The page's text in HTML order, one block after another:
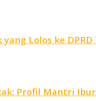
Lolos ke
Profil Mantri